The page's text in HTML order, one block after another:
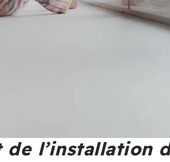
de l’installation